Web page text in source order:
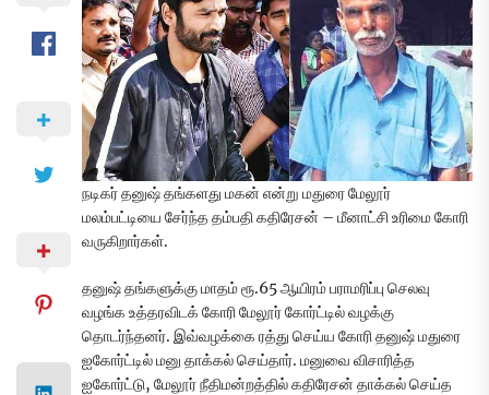
நடிகர் தனுஷ் தங்களது மகன் என்று மதுரை மேலூர்
மலம்பட்டியை சேர்ந்த தம்பதி கதிரேசன் – மீனாட்சி உரிமை கோரி
வருகிறார்கள்.
தனுஷ் தங்களுக்கு மாதம் ரூ.65 ஆயிரம் பராமரிப்பு செலவு
வழங்க உத்தரவிடக் கோரி மேலூர் கோர்ட்டில் வழக்கு
தொடர்ந்தனர். இவ்வழக்கை ரத்து செய்ய கோரி தனுஷ் மதுரை
ஐகோர்ட்டில் மனு தாக்கல் செய்தார். மனுவை விசாரித்த
ஐகோர்ட்டு, மேலூர் நீதிமன்றத்தில் கதிரேசன் தாக்கல் செய்த